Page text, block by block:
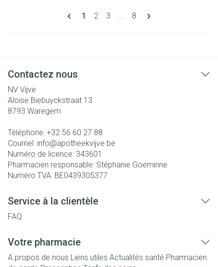
Pages
Vous lisez actuellement la page
1 Page
2 Page
3 ... Page
8
Contactez nous
NV Vijve
Aloise Biebuyckstraat 13
8793 Waregem
Téléphone: +32 56 60 27 88
Courriel: info@apotheekvijve.be
Numéro de licence: 343601
Pharmacien responsable: Stéphanie Goeminne
Numéro TVA: BE0439305377
Service à la clientèle
FAQ
Votre pharmacie
A propos de nous Liens utiles Actualités santé Pharmacien